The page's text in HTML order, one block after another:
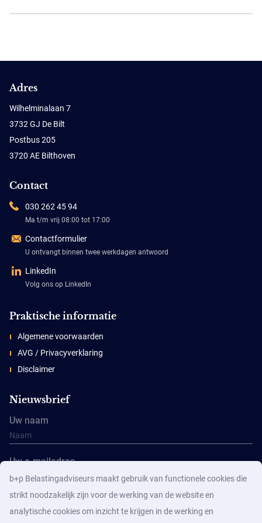
Adres
Wilhelminalaan 7
3732 GJ De Bilt
Postbus 205
3720 AE Bilthoven
Contact
030 262 45 94
Ma t/m vrij 08:00 tot 17:00
Contactformulier
U ontvangt binnen twee werkdagen antwoord
LinkedIn
Volg ons op LinkedIn
Praktische informatie
Algemene voorwaarden
AVG / Privacyverklaring
Disclaimer
Nieuwsbrief
Uw naam
Uw e-mailadres
b+p Belastingadviseurs maakt gebruik van functionele cookies die
strikt noodzakelijk zijn voor de werking van de website en
analytische cookies om inzicht te krijgen in de werking en